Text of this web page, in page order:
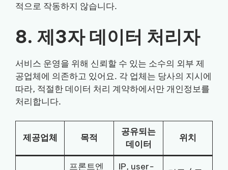
적으로 작동하지 않습니다.
8. 제3자 데이터 처리자
서비스 운영을 위해 신뢰할 수 있는 소수의 외부 제
공업체에 의존하고 있어요. 각 업체는 당사의 지시에
따라, 적절한 데이터 처리 계약하에서만 개인정보를
처리합니다.
제공업체 목적
공유되는
데이터
위치
프론트엔
IP, user-